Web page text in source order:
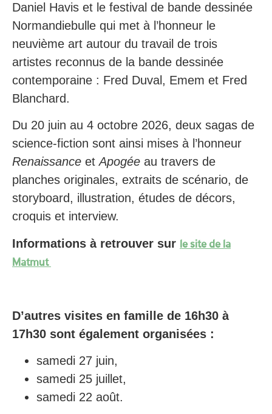
Daniel Havis et le festival de bande dessinée
Normandiebulle qui met à l’honneur le
neuvième art autour du travail de trois
artistes reconnus de la bande dessinée
contemporaine : Fred Duval, Emem et Fred
Blanchard.
Du 20 juin au 4 octobre 2026, deux sagas de
science-fiction sont ainsi mises à l’honneur
Renaissance etApogée au travers de
planches originales, extraits de scénario, de
storyboard, illustration, études de décors,
croquis et interview.
Informations à retrouver sur le site de la
Matmut
D’autres visites en famille de 16h30 à
17h30 sont également organisées :
samedi 27 juin,
samedi 25 juillet,
samedi 22 août.